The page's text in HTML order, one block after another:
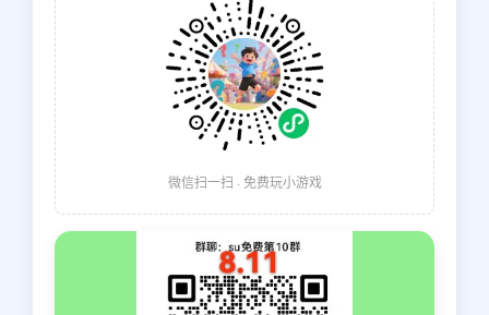
微信扫一扫 · 免费玩小游戏